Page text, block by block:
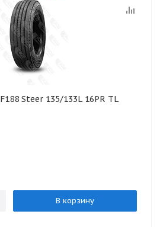
Steer 135/133L 16PR TL
В корзину